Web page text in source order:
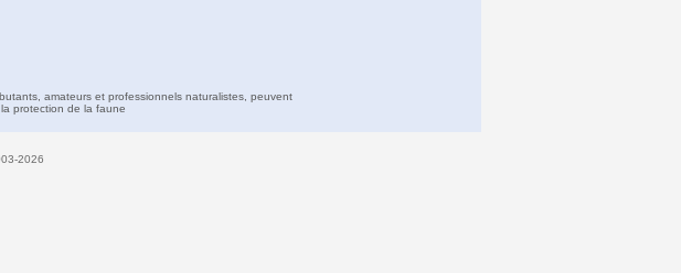
amateurs et professionnels naturalistes, peuvent
protection de la faune
2026